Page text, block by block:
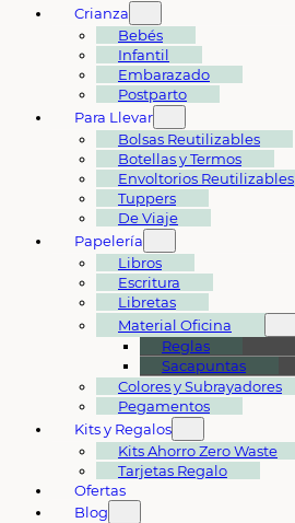
Crianza
Bebés
Infantil
Embarazado
Postparto
Para Llevar
Bolsas Reutilizables
Botellas y Termos
Envoltorios Reutilizables
Tuppers
De Viaje
Papelería
Libros
Escritura
Libretas
Material Oficina
Reglas
Sacapuntas
Colores y Subrayadores
Pegamentos
Kits y Regalos
Kits Ahorro Zero Waste
Tarjetas Regalo
Ofertas
Blog